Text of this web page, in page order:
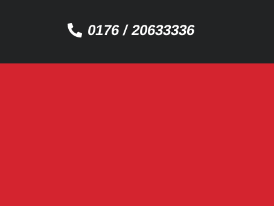
0176 / 20633336